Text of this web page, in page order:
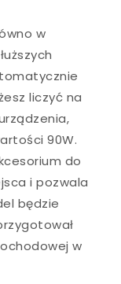
w
liczyć na
90W.
do
i pozwala
będzie
w